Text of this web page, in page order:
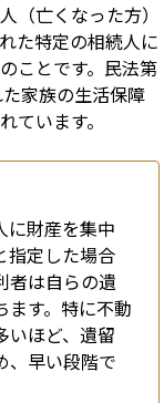
（亡くなった方）
た特定の相続人に
ことです。民法第
家族の生活保障
ています。
に財産を集中
指定した場合
者は自らの遺
ます。特に不動
いほど、遺留
、早い段階で